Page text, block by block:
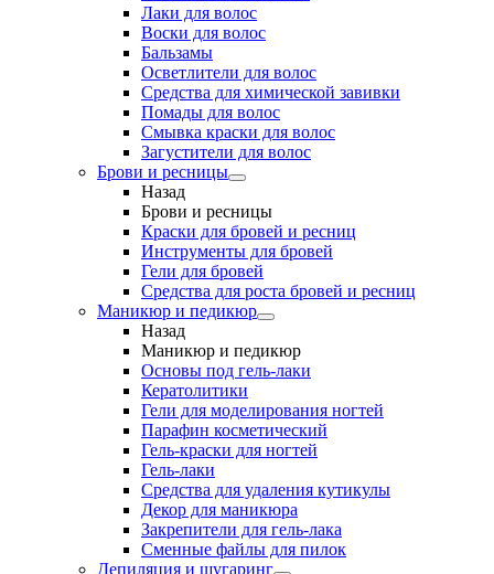
Лаки для волос
Воски для волос
Бальзамы
Осветлители для волос
Средства для химической завивки
Помады для волос
Смывка краски для волос
Загустители для волос
Брови и ресницы
Назад
Брови и ресницы
Краски для бровей и ресниц
Инструменты для бровей
Гели для бровей
Средства для роста бровей и ресниц
Маникюр и педикюр
Назад
Маникюр и педикюр
Основы под гель-лаки
Кератолитики
Гели для моделирования ногтей
Парафин косметический
Гель-краски для ногтей
Гель-лаки
Средства для удаления кутикулы
Декор для маникюра
Закрепители для гель-лака
Сменные файлы для пилок
Депиляция и шугаринг